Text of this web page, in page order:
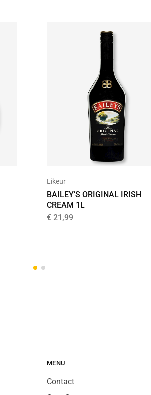
Likeur
BAILEY’S ORIGINAL IRISH
CREAM 1L
€ 21,99
MENU
Contact